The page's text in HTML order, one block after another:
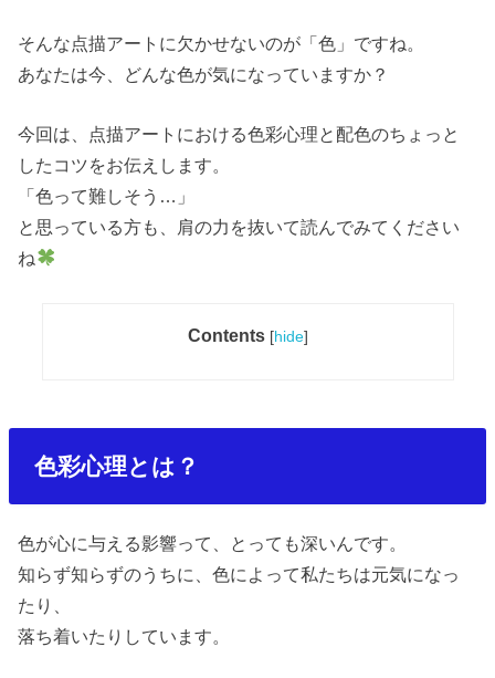
そんな点描アートに欠かせないのが「色」ですね。
あなたは今、どんな色が気になっていますか？
今回は、点描アートにおける色彩心理と配色のちょっと
したコツをお伝えします。
「色って難しそう … 」
と思っている方も、肩の力を抜いて読んでみてください
ね
Contents [hide]
色彩心理とは？
色が心に与える影響って、とっても深いんです。
知らず知らずのうちに、色によって私たちは元気になっ
たり、
落ち着いたりしています。